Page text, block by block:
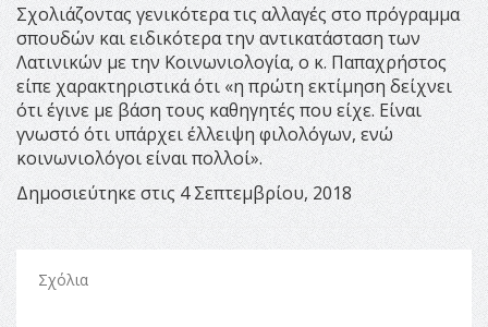
Σχολιάζοντας γενικότερα τις αλλαγές στο πρόγραμμα
σπουδών και ειδικότερα την αντικατάσταση των
Λατινικών με την Κοινωνιολογία, ο κ. Παπαχρήστος
είπε χαρακτηριστικά ότι «η πρώτη εκτίμηση δείχνει
ότι έγινε με βάση τους καθηγητές που είχε. Είναι
γνωστό ότι υπάρχει έλλειψη φιλολόγων, ενώ
κοινωνιολόγοι είναι πολλοί».
Δημοσιεύτηκε στις 4 Σεπτεμβρίου, 2018
Σχόλια